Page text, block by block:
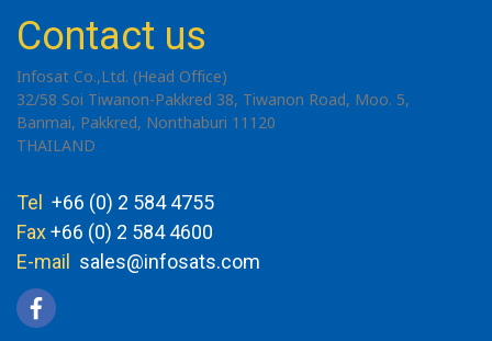
Contact us
Infosat Co.,Ltd. (Head Office)
32/58 Soi Tiwanon-Pakkred 38, Tiwanon Road, Moo. 5,
Banmai, Pakkred, Nonthaburi 11120
THAILAND
Tel
+66 (0) 2 584 4755
Fax+66 (0) 2 584 4600
E-mail sales@infosats.com